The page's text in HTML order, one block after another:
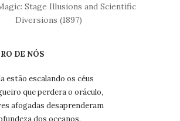
Stage Illusions and Scientific
Diversions (1897)
DE NÓS
estão escalando os céus
que perdera o oráculo,
afogadas desaprenderam